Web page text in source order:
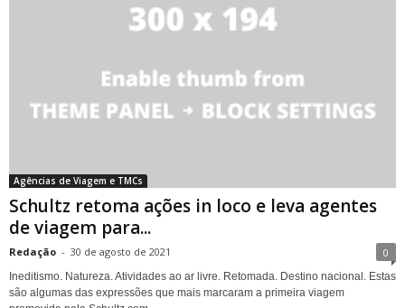
Agências de Viagem e TMCs
Schultz retoma ações in loco e leva agentes
de viagem para...
Redação - 30 de agosto de 2021 0
Ineditismo. Natureza. Atividades ao ar livre. Retomada. Destino nacional. Estas
são algumas das expressões que mais marcaram a primeira viagem